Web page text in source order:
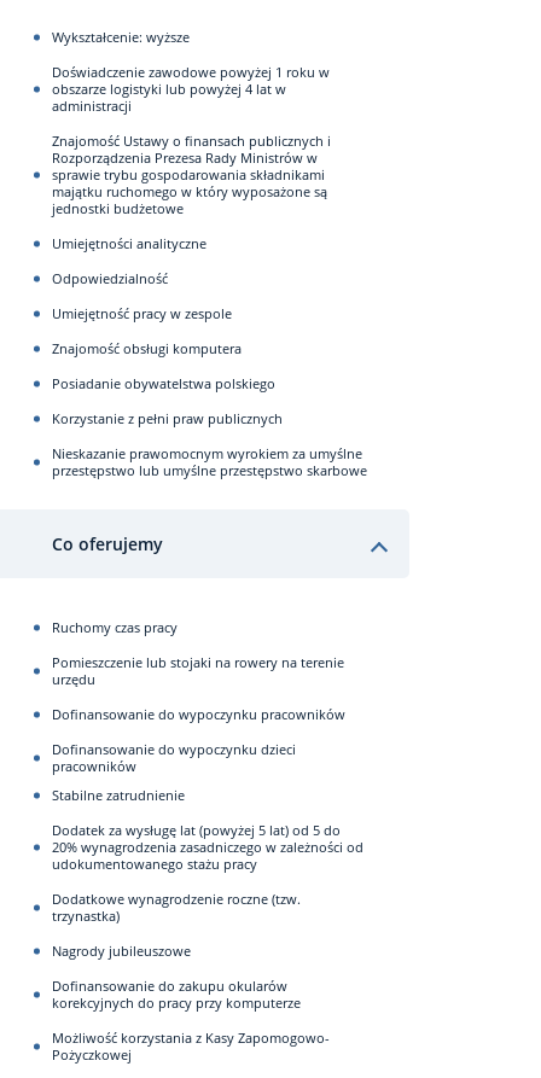
Wykształcenie: wyższe
Doświadczenie zawodowe powyżej 1 roku w
obszarze logistyki lub powyżej 4 lat w
administracji
Znajomość Ustawy o finansach publicznych i
Rozporządzenia Prezesa Rady Ministrów w
sprawie trybu gospodarowania składnikami
majątku ruchomego w który wyposażone są
jednostki budżetowe
Umiejętności analityczne
Odpowiedzialność
Umiejętność pracy w zespole
Znajomość obsługi komputera
Posiadanie obywatelstwa polskiego
Korzystanie z pełni praw publicznych
Nieskazanie prawomocnym wyrokiem za umyślne
przestępstwo lub umyślne przestępstwo skarbowe
Co oferujemy
Ruchomy czas pracy
Pomieszczenie lub stojaki na rowery na terenie
urzędu
Dofinansowanie do wypoczynku pracowników
Dofinansowanie do wypoczynku dzieci
pracowników
Stabilne zatrudnienie
Dodatek za wysługę lat (powyżej 5 lat) od 5 do
20% wynagrodzenia zasadniczego w zależności od
udokumentowanego stażu pracy
Dodatkowe wynagrodzenie roczne (tzw.
trzynastka)
Nagrody jubileuszowe
Dofinansowanie do zakupu okularów
korekcyjnych do pracy przy komputerze
Możliwość korzystania z Kasy Zapomogowo-
Pożyczkowej